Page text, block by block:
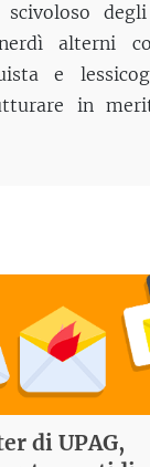
scivoloso
alterni
e
in
di UPAG,